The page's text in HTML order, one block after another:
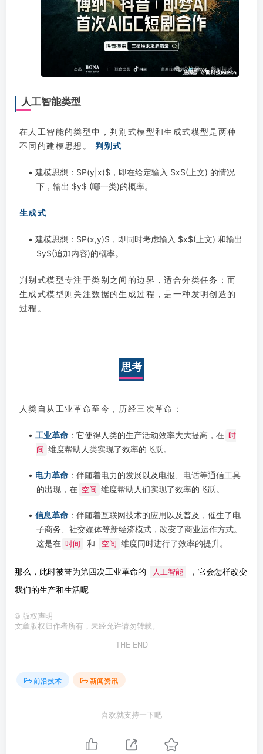
人工智能类型
在人工智能的类型中，判别式模型和生成式模型是两种
不同的建模思想。 判别式
• 建模思想：$P(y|x)$，即在给定输入 $x$(上文) 的情况
下，输出 $y$ (哪一类)的概率。
生成式
• 建模思想：$P(x,y)$，即同时考虑输入 $x$(上文) 和输出
$y$(追加内容)的概率。
判别式模型专注于类别之间的边界，适合分类任务；而
生成式模型则关注数据的生成过程，是一种发明创造的
过程。
思考
人类自从工业革命至今，历经三次革命：
• 工业革命 ：它使得人类的生产活动效率大大提高，在 时
间 维度帮助人类实现了效率的飞跃。
• 电力革命 ：伴随着电力的发展以及电报、电话等通信工具
的出现，在 空间 维度帮助人们实现了效率的飞跃。
• 信息革命 ：伴随着互联网技术的应用以及普及，催生了电
子商务、社交媒体等新经济模式，改变了商业运作方式。
这是在 时间 和 空间 维度同时进行了效率的提升。
那么，此时被誉为第四次工业革命的 人工智能 ，它会怎样改变
我们的生产和生活呢
© 版权声明
文章版权归作者所有，未经允许请勿转载。
THE END
前沿技术 新闻资讯
喜欢就支持一下吧